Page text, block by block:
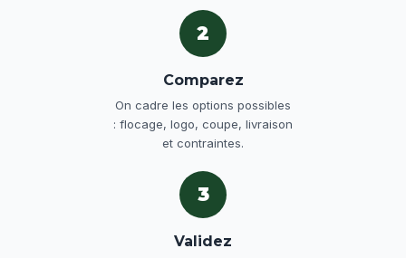
2
Comparez
On cadre les options possibles
: flocage, logo, coupe, livraison
et contraintes.
3
Validez